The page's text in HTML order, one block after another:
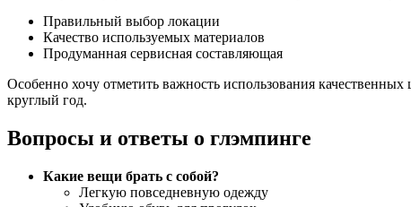
Правильный выбор локации
Качество используемых материалов
Продуманная сервисная составляющая
Особенно хочу отметить важность использования
круглый год.
Вопросы и ответы о глэмпинге
Какие вещи брать с собой?
Легкую повседневную одежду